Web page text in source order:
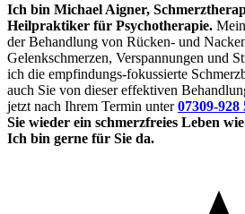
Ich bin Michael Aigner,
Heilpraktiker für Psychotherapie.
der Behandlung von Rücken- und
Gelenkschmerzen, Verspannungen und
ich die empfindungs-fokussierte
auch Sie von dieser effektiven
jetzt nach Ihrem Termin unter07309-928
Sie wieder ein schmerzfreies Leben
Ich bin gerne für Sie da.